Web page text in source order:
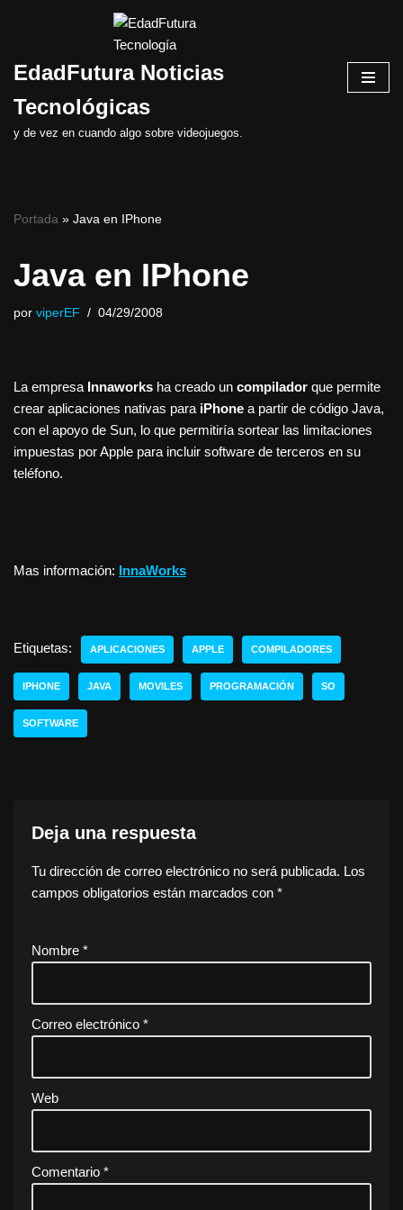
al
EdadFutura Noticias
Tecnológicas
y de vez en cuando algo sobre videojuegos.
Portada » Java en IPhone
Java en IPhone
por viperEF 04/29/2008
La empresa Innaworks ha creado un compilador que permite
crear aplicaciones nativas para iPhone a partir de código Java,
con el apoyo de Sun, lo que permitiría sortear las limitaciones
impuestas por Apple para incluir software de terceros en su
teléfono.
Mas información: InnaWorks
Etiquetas: APLICACIONES APPLE COMPILADORES
IPHONE JAVA MOVILES PROGRAMACIÓN SO
SOFTWARE
Deja una respuesta
Tu dirección de correo electrónico no será publicada. Los
campos obligatorios están marcados con *
Nombre *
Correo electrónico *
Web
Comentario *